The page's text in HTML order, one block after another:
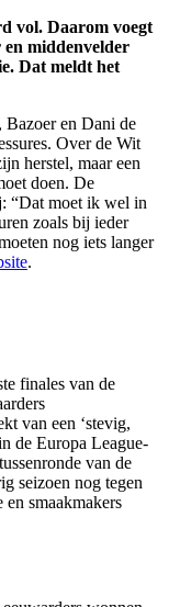
vol. Daarom voegt
en middenvelder
Dat meldt het
Bazoer en Dani de
Over de Wit
herstel, maar een
doen. De
“Dat moet ik wel in
zoals bij ieder
nog iets langer
.
finales van de
van een ‘stevig,
de Europa League-
van de
seizoen nog tegen
smaakmakers